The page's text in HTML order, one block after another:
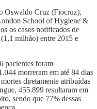
Oswaldo Cruz (Fiocruz),
School of Hygiene &
os casos notificados de
milhão) entre 2015 e
pacientes foram
morreram em até 84 dias
diretamente atribuídas
455.899 resultaram em
sendo que 77% dessas